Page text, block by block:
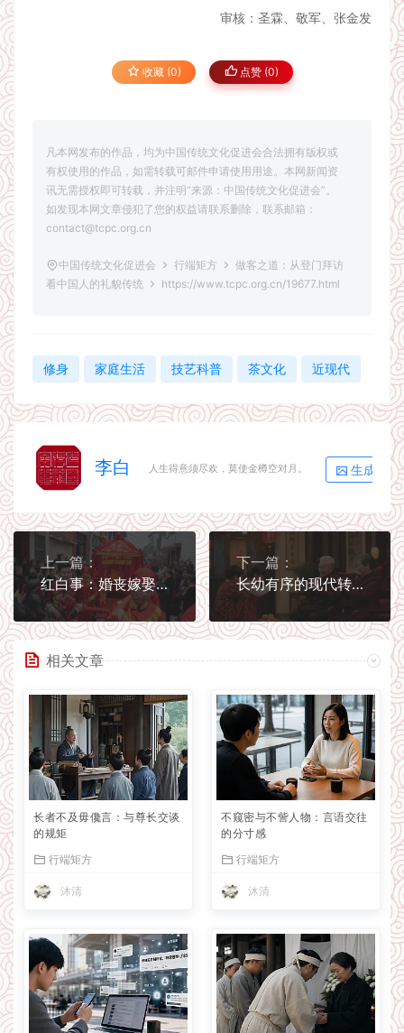
审核：圣霖、敬军、张金发
收藏 (0) 点赞 (0)
凡本网发布的作品，均为中国传统文化促进会合法拥有版权或
有权使用的作品，如需转载可邮件申请使用用途。本网新闻资
讯无需授权即可转载，并注明“来源：中国传统文化促进会”。
如发现本网文章侵犯了您的权益请联系删除，联系邮箱：
contact@tcpc.org.cn
中国传统文化促进会 行端矩方
做客之道：从登门拜访
看中国人的礼貌传统
https://www.tcpc.org.cn/19677.html
修身 家庭生活 技艺科普 茶文化 近现代
李白 人生得意须尽欢，莫使金樽空对月。 生成海报
上一篇：
红白事：婚丧嫁娶的讲究
下一篇：
长幼有序的现代转化：尊老爱幼不是等级压迫
相关文章
长者不及毋儳言：与尊长交谈
的规矩
行端矩方
沐清
不窥密与不訾人物：言语交往
的分寸感
行端矩方
沐清